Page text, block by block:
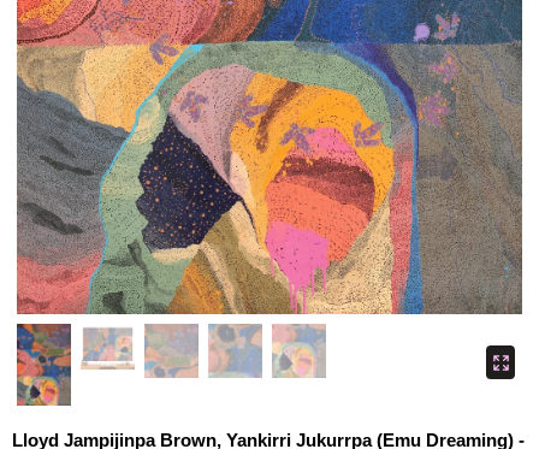
Lloyd Jampijinpa Brown, Yankirri Jukurrpa (Emu Dreaming) -